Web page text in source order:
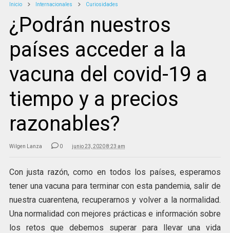
Inicio Internacionales Curiosidades
¿Podrán nuestros
países acceder a la
vacuna del covid-19 a
tiempo y a precios
razonables?
Wilgen Lanza 0 junio 23, 2020 8:23 am
Con justa razón, como en todos los países, esperamos
tener una vacuna para terminar con esta pandemia, salir de
nuestra cuarentena, recuperarnos y volver a la normalidad.
Una normalidad con mejores prácticas e información sobre
los retos que debemos superar para llevar una vida